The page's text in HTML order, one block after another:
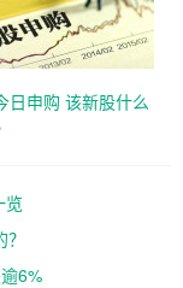
日申购 该新股什么
览
6%